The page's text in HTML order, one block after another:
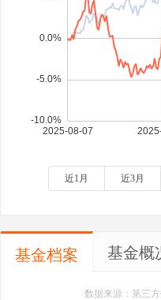
近1月 近3月
基金档案 基金概
数据来源：第三